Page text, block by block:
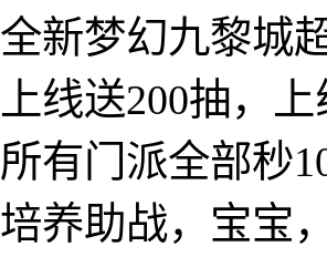
全新梦幻九黎城
上线送200抽，
所有门派全部秒
培养助战，宝宝